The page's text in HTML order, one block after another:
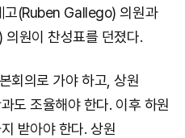
고(Ruben Gallego) 의원과
원이 찬성표를 던졌다.
회의로 가야 하고, 상원
도 조율해야 한다. 이후 하원
받아야 한다. 상원